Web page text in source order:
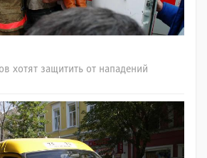
хотят защитить от нападений